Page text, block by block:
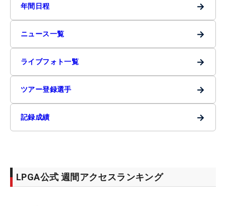
年間日程 →
ニュース一覧 →
ライブフォト一覧 →
ツアー登録選手 →
記録成績 →
LPGA公式 週間アクセスランキング